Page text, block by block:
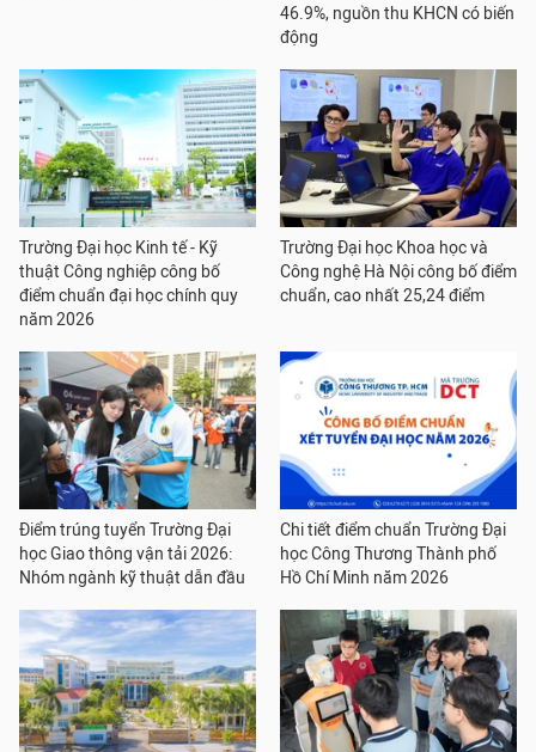
46.9%, nguồn thu KHCN có biến
động
Trường Đại học Kinh tế - Kỹ
thuật Công nghiệp công bố
điểm chuẩn đại học chính quy
năm 2026
Trường Đại học Khoa học và
Công nghệ Hà Nội công bố điểm
chuẩn, cao nhất 25,24 điểm
Điểm trúng tuyển Trường Đại
học Giao thông vận tải 2026:
Nhóm ngành kỹ thuật dẫn đầu
Chi tiết điểm chuẩn Trường Đại
học Công Thương Thành phố
Hồ Chí Minh năm 2026